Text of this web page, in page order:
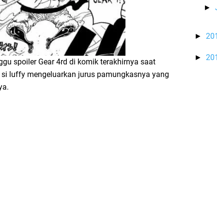
spoiler Gear 4rd di komik terakhirnya saat
luffy mengeluarkan jurus pamungkasnya yang
►
►
►